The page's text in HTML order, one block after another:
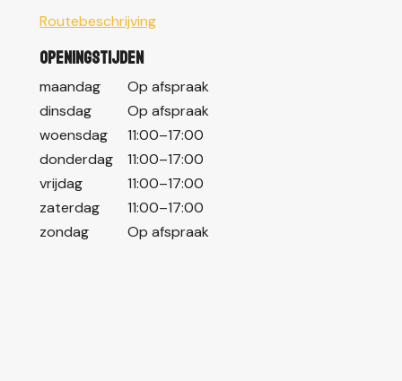
Routebeschrijving
Openingstijden
maandag
Op afspraak
dinsdag
Op afspraak
woensdag
11:00–17:00
donderdag
11:00–17:00
vrijdag
11:00–17:00
zaterdag
11:00–17:00
zondag
Op afspraak